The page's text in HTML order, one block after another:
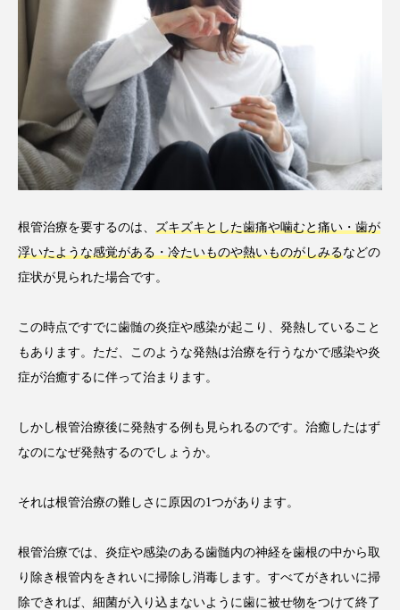
根管治療を要するのは、
ズキズキとした歯痛や噛むと痛い・歯が
浮いたような感覚がある・冷たいものや熱いものがしみるなどの
症状が見られた場合です。
この時点ですでに歯髄の炎症や感染が起こり、発熱していること
もあります。ただ、このような発熱は治療を行うなかで感染や炎
症が治癒するに伴って治まります。
しかし根管治療後に発熱する例も見られるのです。治癒したはず
なのになぜ発熱するのでしょうか。
それは根管治療の難しさに原因の1つがあります。
根管治療では、炎症や感染のある歯髄内の神経を歯根の中から取
り除き根管内をきれいに掃除し消毒します。すべてがきれいに掃
除できれば、細菌が入り込まないように歯に被せ物をつけて終了